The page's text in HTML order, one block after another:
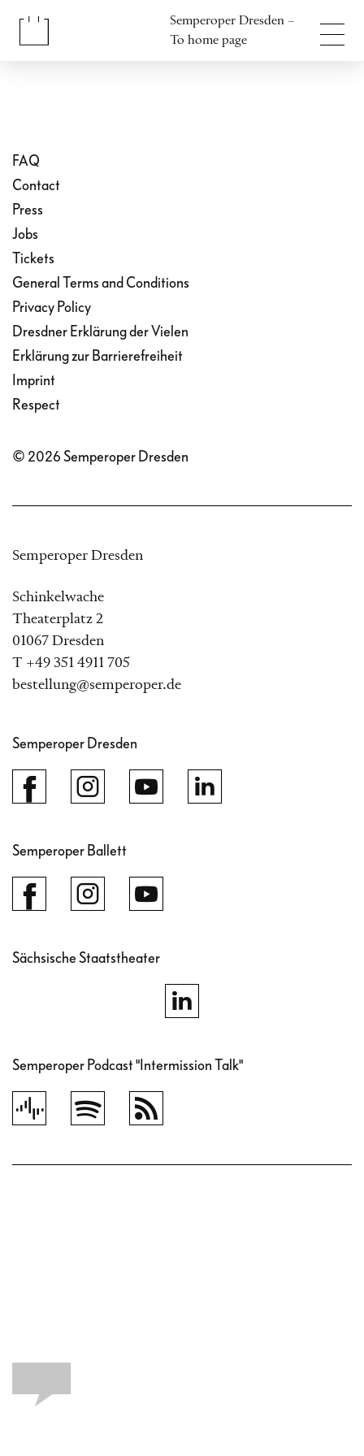
Semperoper Dresden –
To home page
FAQ
Contact
Press
Jobs
Tickets
General Terms and Conditions
Privacy Policy
Dresdner Erklärung der Vielen
Erklärung zur Barrierefreiheit
Imprint
Respect
© 2026 Semperoper Dresden
Semperoper Dresden
Schinkelwache
Theaterplatz 2
01067 Dresden
T +49 351 4911 705
bestellung@semperoper.de
Semperoper Dresden
Semperoper Ballett
Sächsische Staatstheater
Semperoper Podcast "Intermission Talk"